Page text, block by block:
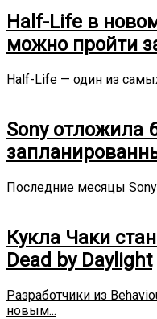
Half-Life в
можно пройти
Half-Life — один из
Sony отложила
Последние месяцы Sony
Кукла Чаки
Dead by Daylight
Разработчики из
новым...